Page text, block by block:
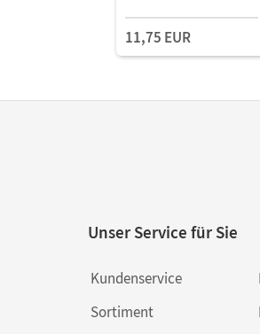
11,75 EUR
Unser Service für Sie
Kundenservice
Sortiment